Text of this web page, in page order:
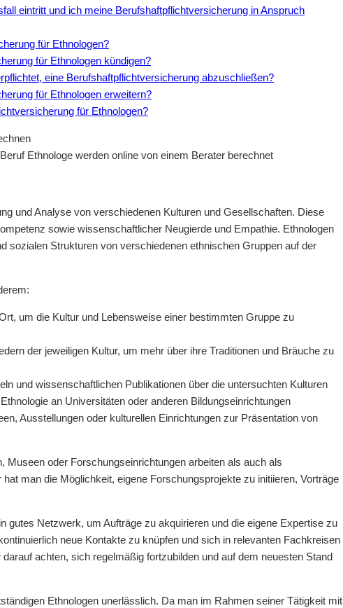
eintritt und ich meine Berufshaftpflichtversicherung in Anspruch
für Ethnologen?
für Ethnologen kündigen?
eine Berufshaftpflichtversicherung abzuschließen?
für Ethnologen erweitern?
für Ethnologen?
Ethnologe werden online von einem Berater berechnet
und Analyse von verschiedenen Kulturen und Gesellschaften. Diese
sowie wissenschaftlicher Neugierde und Empathie. Ethnologen
sozialen Strukturen von verschiedenen ethnischen Gruppen auf der
um die Kultur und Lebensweise einer bestimmten Gruppe zu
der jeweiligen Kultur, um mehr über ihre Traditionen und Bräuche zu
und wissenschaftlichen Publikationen über die untersuchten Kulturen
an Universitäten oder anderen Bildungseinrichtungen
Ausstellungen oder kulturellen Einrichtungen zur Präsentation von
Museen oder Forschungseinrichtungen arbeiten als auch als
man die Möglichkeit, eigene Forschungsprojekte zu initiieren, Vorträge
gutes Netzwerk, um Aufträge zu akquirieren und die eigene Expertise zu
neue Kontakte zu knüpfen und sich in relevanten Fachkreisen
achten, sich regelmäßig fortzubilden und auf dem neuesten Stand
Ethnologen unerlässlich. Da man im Rahmen seiner Tätigkeit mit